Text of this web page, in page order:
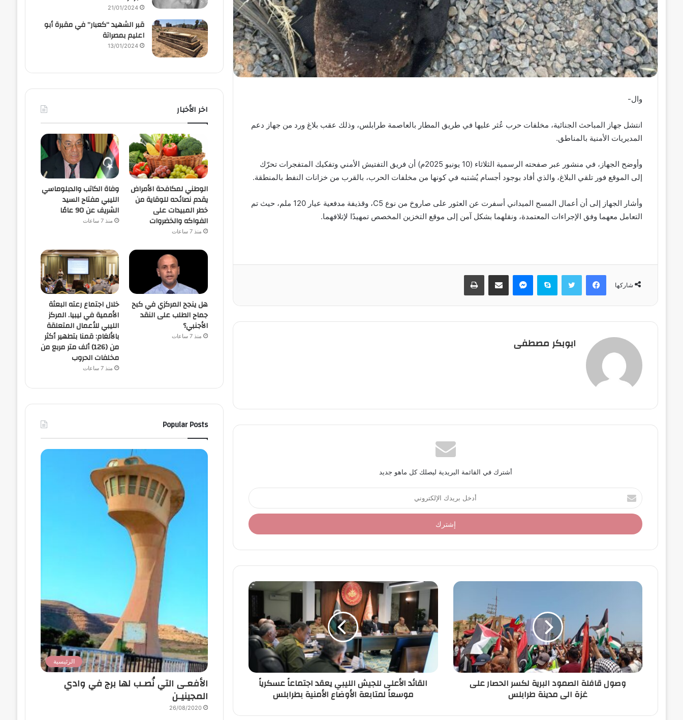
وال-
انتشل جهاز المباحث الجنائية، مخلفات حرب عُثر عليها في طريق المطار بالعاصمة طرابلس، وذلك عقب بلاغ ورد من جهاز دعم
المديريات الأمنية بالمناطق.
وأوضح الجهاز، في منشور عبر صفحته الرسمية الثلاثاء (10 يونيو 2025م) أن فريق التفتيش الأمني وتفكيك المتفجرات تحرّك
إلى الموقع فور تلقي البلاغ، والذي أفاد بوجود أجسام يُشتبه في كونها من مخلفات الحرب، بالقرب من خزانات النفط بالمنطقة.
وأشار الجهاز إلى أن أعمال المسح الميداني أسفرت عن العثور على صاروخ من نوع C5، وقذيفة مدفعية عيار 120 ملم، حيث تم
التعامل معهما وفق الإجراءات المعتمدة، ونقلهما بشكل آمن إلى موقع التخزين المخصص تمهيدًا لإتلافهما.
شاركها
فيسبوك تويتر سكايب ماسنجر مشاركة عبر البريد طباعة
ابوبكر مصطفى
أشترك في القائمة البريدية ليصلك كل ماهو جديد
أ
د
خ
ل
د
ا
ت
ر
و
وصول قافلة الصمود البرية لكسر الحصار على
غزة الى مدينة طرابلس
القائد الأعلى للجيش الليبي يعقد اجتماعاً عسكرياً
موسعاً لمتابعة الأوضاع الأمنية بطرابلس
21/01/2024
قبر الشهيد “كعبار” في مقبرة أبو
اعليم بمصراتة
13/01/2024
اخر الأخبار
الوطني لمكافحة الأمراض
يقدم نصائحه للوقاية من
خطر المبيدات على
الفواكه والخضروات
منذ 7 ساعات
وفاة الكاتب والدبلوماسي
الليبي مفتاح السيد
الشريف عن 90 عامًا
منذ 7 ساعات
هل ينجح المركزي في كبح
جماح الطلب على النقد
الأجنبي؟
منذ 7 ساعات
خلال اجتماع رعته البعثة
الأممية في ليبيا. المركز
الليبي للأعمال المتعلقة
بالألغام: قمنا بتطهير أكثر
من (126) ألف متر مربع من
مخلفات الحروب
منذ 7 ساعات
Popular Posts
الرئيسية
الأفعـى التي نُصـب لها برج في وادي
المجينيـن
26/08/2020